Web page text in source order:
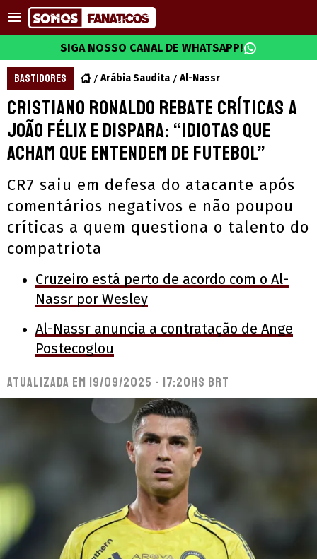
SIGA NOSSO CANAL DE WHATSAPP!
BASTIDORES Arábia Saudita Al-Nassr
Cristiano Ronaldo rebate críticas a
João Félix e dispara: “idiotas que
acham que entendem de futebol”
CR7 saiu em defesa do atacante após
comentários negativos e não poupou
críticas a quem questiona o talento do
compatriota
Cruzeiro está perto de acordo com o Al-
Nassr por Wesley
Al-Nassr anuncia a contratação de Ange
Postecoglou
Atualizada em 19/09/2025 - 17:20hs BRT